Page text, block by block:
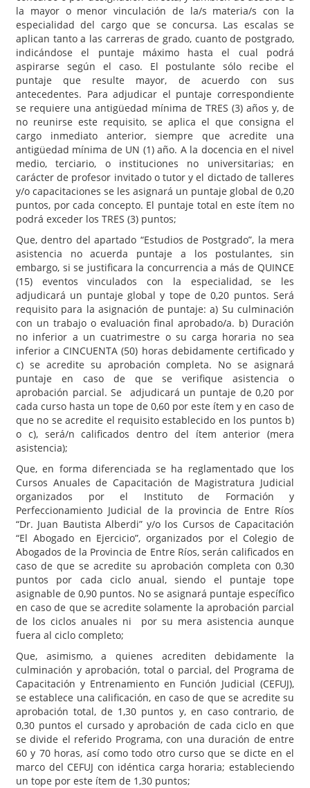
la mayor o menor vinculación de la/s materia/s con la
especialidad del cargo que se concursa. Las escalas se
aplican tanto a las carreras de grado, cuanto de postgrado,
indicándose el puntaje máximo hasta el cual podrá
aspirarse según el caso. El postulante sólo recibe el
puntaje que resulte mayor, de acuerdo con sus
antecedentes. Para adjudicar el puntaje correspondiente
se requiere una antigüedad mínima de TRES (3) años y, de
no reunirse este requisito, se aplica el que consigna el
cargo inmediato anterior, siempre que acredite una
antigüedad mínima de UN (1) año. A la docencia en el nivel
medio, terciario, o instituciones no universitarias; en
carácter de profesor invitado o tutor y el dictado de talleres
y/o capacitaciones se les asignará un puntaje global de 0,20
puntos, por cada concepto. El puntaje total en este ítem no
podrá exceder los TRES (3) puntos;
Que, dentro del apartado “Estudios de Postgrado”, la mera
asistencia no acuerda puntaje a los postulantes, sin
embargo, si se justificara la concurrencia a más de QUINCE
(15) eventos vinculados con la especialidad, se les
adjudicará un puntaje global y tope de 0,20 puntos. Será
requisito para la asignación de puntaje: a) Su culminación
con un trabajo o evaluación final aprobado/a. b) Duración
no inferior a un cuatrimestre o su carga horaria no sea
inferior a CINCUENTA (50) horas debidamente certificado y
c) se acredite su aprobación completa. No se asignará
puntaje en caso de que se verifique asistencia o
aprobación parcial. Se adjudicará un puntaje de 0,20 por
cada curso hasta un tope de 0,60 por este ítem y en caso de
que no se acredite el requisito establecido en los puntos b)
o c), será/n calificados dentro del ítem anterior (mera
asistencia);
Que, en forma diferenciada se ha reglamentado que los
Cursos Anuales de Capacitación de Magistratura Judicial
organizados por el Instituto de Formación y
Perfeccionamiento Judicial de la provincia de Entre Ríos
“Dr. Juan Bautista Alberdi” y/o los Cursos de Capacitación
“El Abogado en Ejercicio”, organizados por el Colegio de
Abogados de la Provincia de Entre Ríos, serán calificados en
caso de que se acredite su aprobación completa con 0,30
puntos por cada ciclo anual, siendo el puntaje tope
asignable de 0,90 puntos. No se asignará puntaje específico
en caso de que se acredite solamente la aprobación parcial
de los ciclos anuales ni por su mera asistencia aunque
fuera al ciclo completo;
Que, asimismo, a quienes acrediten debidamente la
culminación y aprobación, total o parcial, del Programa de
Capacitación y Entrenamiento en Función Judicial (CEFUJ),
se establece una calificación, en caso de que se acredite su
aprobación total, de 1,30 puntos y, en caso contrario, de
0,30 puntos el cursado y aprobación de cada ciclo en que
se divide el referido Programa, con una duración de entre
60 y 70 horas, así como todo otro curso que se dicte en el
marco del CEFUJ con idéntica carga horaria; estableciendo
un tope por este ítem de 1,30 puntos;